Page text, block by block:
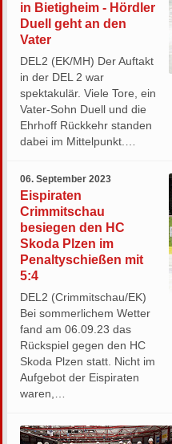
in Bietigheim - Hördler
Duell geht an den
Vater
DEL2 (EK/MH) Der Auftakt
in der DEL 2 war
spektakulär. Viele Tore, ein
Vater-Sohn Duell und die
Ehrhoff Rückkehr standen
dabei im Mittelpunkt.…
06. September 2023
Eispiraten
Crimmitschau
besiegen den HC
Skoda Plzen im
Penaltyschießen mit
5:4
DEL2 (Crimmitschau/EK)
Bei sommerlichem Wetter
fand am 06.09.23 das
Rückspiel gegen den HC
Skoda Plzen statt. Nicht im
Aufgebot der Eispiraten
waren,…